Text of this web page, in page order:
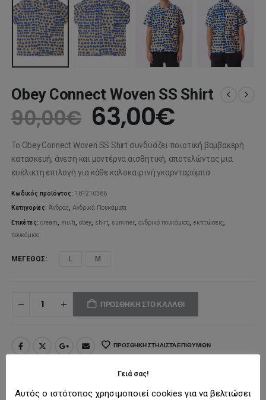
Obey Connect Woven SS Shirt
90,00€ Original
price
was:
90,00€.
63,00€Η
τιμή
είναι:
63,00€.
Το Obey Connect Woven SS Shirt συνδυάζει ποιοτική βαμβακερή
κατασκευή, άνεση και μοντέρνα αισθητική, αποτελώντας μια
ευέλικτη επιλογή για κάθε καλοκαιρινή γκαρνταρόμπα.
Κωδικός προϊόντος: 181210386
Κατηγορίες:Άνδρας,Ανδρικά Πουκάμισα
Ετικέτες:cream, multi,obey, shirt, summer,ανδρικό πουκάμισο, εκπτώσεις,
πουκάμισο
ΜΈΓΕΘΟΣ L M
ΠΡΟΣΘΉΚΗ ΣΤΟ ΚΑΛΆΘΙ
ΠΡΟΣΘΉΚΗ ΣΤΗ ΛΊΣΤΑ ΕΠΙΘΥΜΙΏΝ
ΠΕΡΙΓΡΑΦΉ
Γειά σας!
Αυτός ο ιστότοπος χρησιμοποιεί cookies για να βελτιώσει